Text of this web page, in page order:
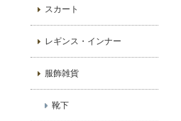
スカート
レギンス・インナー
服飾雑貨
靴下